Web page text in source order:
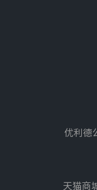
优利德
天猫商